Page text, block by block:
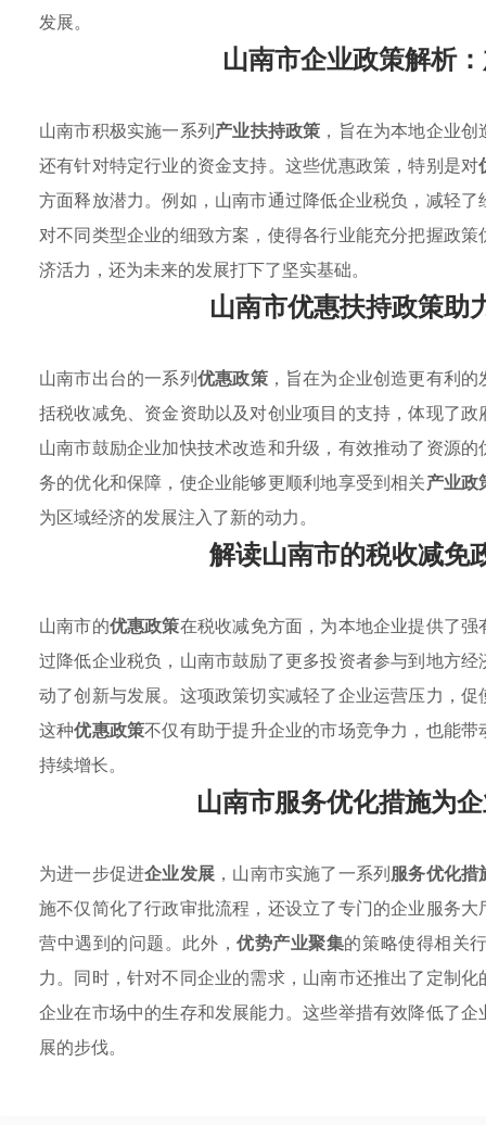
发展。
山南市企业政策解析
山南市积极实施一系列产业扶持政策 ，旨在为本地企业
还有针对特定行业的资金支持。这些优惠政策，特别是对
方面释放潜力。例如，山南市通过降低企业税负，减轻
对不同类型企业的细致方案，使得各行业能充分把握政
济活力，还为未来的发展打下了坚实基础。
山南市优惠扶持政策助
山南市出台的一系列优惠政策，旨在为企业创造更有利
括税收减免、资金资助以及对创业项目的支持，体现了
山南市鼓励企业加快技术改造和升级，有效推动了资源
务的优化和保障，使企业能够更顺利地享受到相关产业政
为区域经济的发展注入了新的动力。
解读山南市的税收减免
山南市的优惠政策在税收减免方面，为本地企业提供了
过降低企业税负，山南市鼓励了更多投资者参与到地方
动了创新与发展。这项政策切实减轻了企业运营压力，
这种优惠政策不仅有助于提升企业的市场竞争力，也能
持续增长。
山南市服务优化措施为
为进一步促进企业发展 ，山南市实施了一系列服务优化措
施不仅简化了行政审批流程，还设立了专门的企业服务
营中遇到的问题。此外，优势产业聚集的策略使得相关
力。同时，针对不同企业的需求，山南市还推出了定制
企业在市场中的生存和发展能力。这些举措有效降低了
展的步伐。